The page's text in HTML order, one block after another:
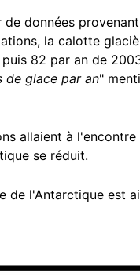
données
la calotte
puis 82 par an de
de glace par an"
allaient à l'encontre
se réduit.
de l'Antarctique est